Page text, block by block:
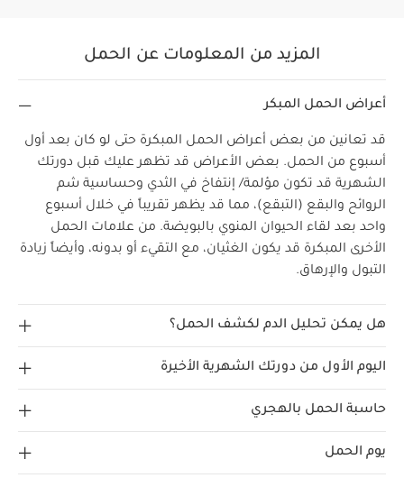
المزيد من المعلومات عن الحمل
أعراض الحمل المبكر
قد تعانين من بعض أعراض الحمل المبكرة حتى لو كان بعد أول
أسبوع من الحمل. بعض الأعراض قد تظهر عليك قبل دورتك
الشهرية قد تكون مؤلمة/ إنتفاخ في الثدي وحساسية شم
الروائح والبقع (التبقع)، مما قد يظهر تقريباً في خلال أسبوع
واحد بعد لقاء الحيوان المنوي بالبويضة. من علامات الحمل
الأخرى المبكرة قد يكون الغثيان، مع التقيء أو بدونه، وأيضاً زيادة
التبول والإرهاق.
هل يمكن تحليل الدم لكشف الحمل؟
اليوم الأول من دورتك الشهرية الأخيرة
حاسبة الحمل بالهجري
يوم الحمل